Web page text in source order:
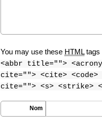
You may use these HTMLtags
<abbr title="">
cite=""> <cite> <code>
cite=""> <s> <strike>
Nom